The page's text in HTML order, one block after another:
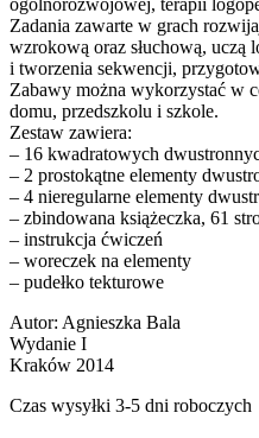
Zadania zawarte w grach
wzrokową oraz słuchową, uczą
i tworzenia sekwencji,
Zabawy można wykorzystać w
domu, przedszkolu i szkole.
Zestaw zawiera:
– 16 kwadratowych
– 2 prostokątne elementy
– 4 nieregularne elementy
– zbindowana książeczka, 61
– instrukcja ćwiczeń
– woreczek na elementy
– pudełko tekturowe
Autor: Agnieszka Bala
Wydanie I
Kraków 2014
Czas wysyłki 3-5 dni roboczych